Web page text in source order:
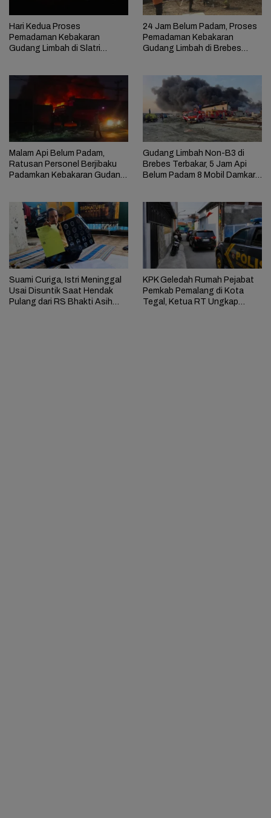
Hari Kedua Proses
Pemadaman Kebakaran
Gudang Limbah di Slatri
24 Jam Belum Padam, Proses
Pemadaman Kebakaran
Gudang Limbah di Brebes
Malam Api Belum Padam,
Ratusan Personel Berjibaku
Padamkan Kebakaran Gudang
Gudang Limbah Non-B3 di
Brebes Terbakar, 5 Jam Api
Belum Padam 8 Mobil Damkar
Suami Curiga, Istri Meninggal
Usai Disuntik Saat Hendak
Pulang dari RS Bhakti Asih
KPK Geledah Rumah Pejabat
Pemkab Pemalang di Kota
Tegal, Ketua RT Ungkap